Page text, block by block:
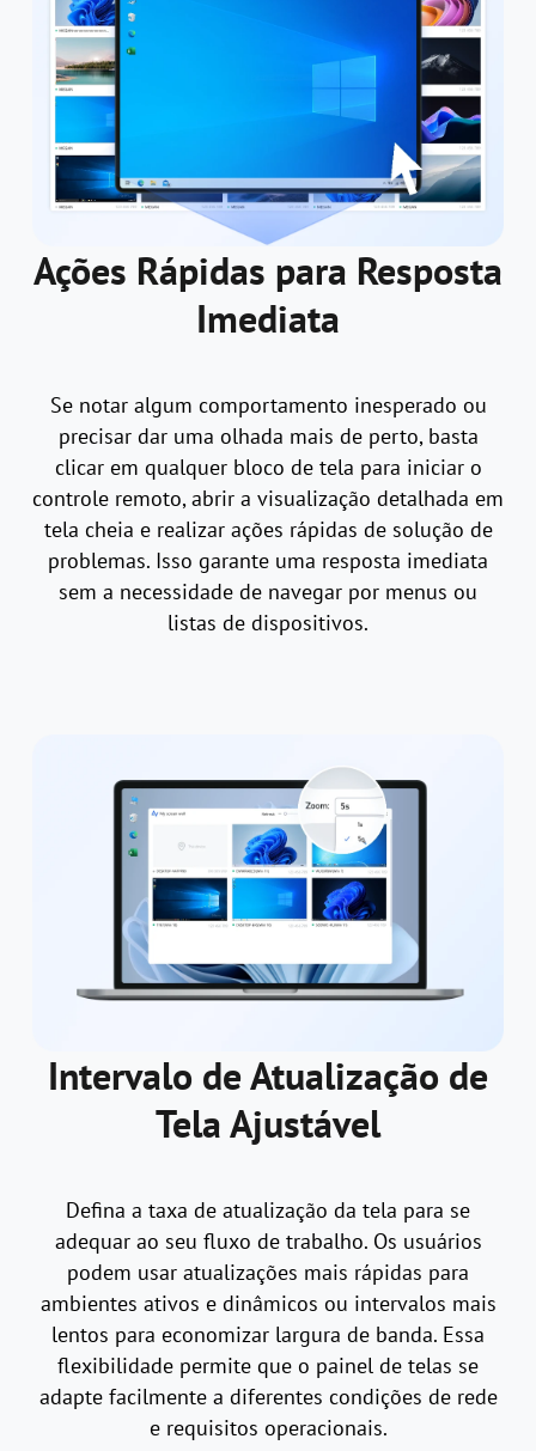
Ações Rápidas para Resposta
Imediata
Se notar algum comportamento inesperado ou
precisar dar uma olhada mais de perto, basta
clicar em qualquer bloco de tela para iniciar o
controle remoto, abrir a visualização detalhada em
tela cheia e realizar ações rápidas de solução de
problemas. Isso garante uma resposta imediata
sem a necessidade de navegar por menus ou
listas de dispositivos.
Intervalo de Atualização de
Tela Ajustável
Defina a taxa de atualização da tela para se
adequar ao seu fluxo de trabalho. Os usuários
podem usar atualizações mais rápidas para
ambientes ativos e dinâmicos ou intervalos mais
lentos para economizar largura de banda. Essa
flexibilidade permite que o painel de telas se
adapte facilmente a diferentes condições de rede
e requisitos operacionais.